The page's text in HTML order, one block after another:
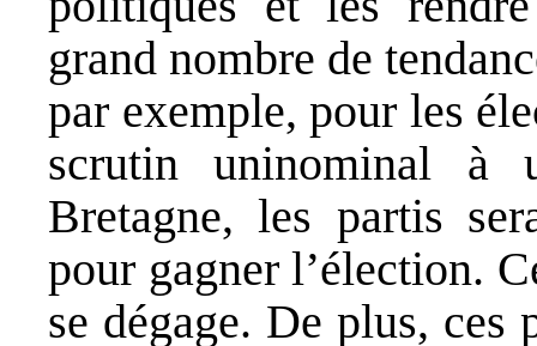
grand nombre de
par exemple, pour les
scrutin uninominal à
Bretagne, les partis
pour gagner l’élection.
se dégage. De plus, ces